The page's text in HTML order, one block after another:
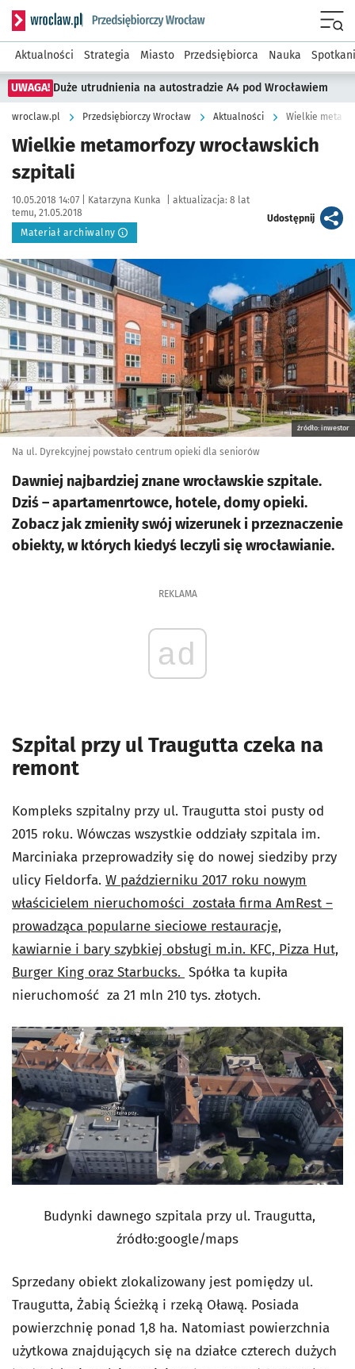
Serwis informacyjny wroclaw.pl podserwis: Strategia
Aktualności Strategia Miasto Przedsiębiorca Nauka
UWAGA! Duże utrudnienia na autostradzie A4 pod Wrocławiem
wroclaw.pl Przedsiębiorczy Wrocław Aktualności Wielkie
Wielkie metamorfozy wrocławskich
szpitali
Data publikacji:
10.05.2018 14:07 | Autor:
Katarzyna Kunka aktualizacja: 8 lat
temu, 21.05.2018
Materiał archiwalny
Udostępnijartykuł
Kliknij, aby powiększyć
źródło: inwestor
Na ul. Dyrekcyjnej powstało centrum opieki dla seniorów
Dawniej najbardziej znane wrocławskie szpitale.
Dziś – apartamenrtowce, hotele, domy opieki.
Zobacz jak zmieniły swój wizerunek i przeznaczenie
obiekty, w których kiedyś leczyli się wrocławianie.
REKLAMA
ad
Szpital przy ul Traugutta czeka na
remont
Kompleks szpitalny przy ul. Traugutta stoi pusty od
2015 roku. Wówczas wszystkie oddziały szpitala im.
Marciniaka przeprowadziły się do nowej siedziby przy
ulicy Fieldorfa. W październiku 2017 roku nowym
właścicielem nieruchomości została firma AmRest –
prowadząca popularne sieciowe restauracje,
kawiarnie i bary szybkiej obsługi m.in. KFC, Pizza Hut,
Burger King oraz Starbucks. Spółka ta kupiła
nieruchomość za 21 mln 210 tys. złotych.
Budynki dawnego szpitala przy ul. Traugutta,
źródło:google/maps
Sprzedany obiekt zlokalizowany jest pomiędzy ul.
Traugutta, Żabią Ścieżką i rzeką Oławą. Posiada
powierzchnię ponad 1,8 ha. Natomiast powierzchnia
użytkowa znajdujących się na działce czterech dużych